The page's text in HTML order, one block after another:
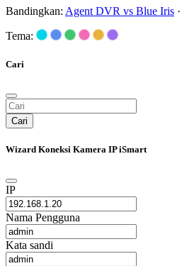
Bandingkan: Agent DVR vs Blue Iris ·
Tema:
Cari
Cari
Wizard Koneksi Kamera IP iSmart
IP
Nama Pengguna
Kata sandi